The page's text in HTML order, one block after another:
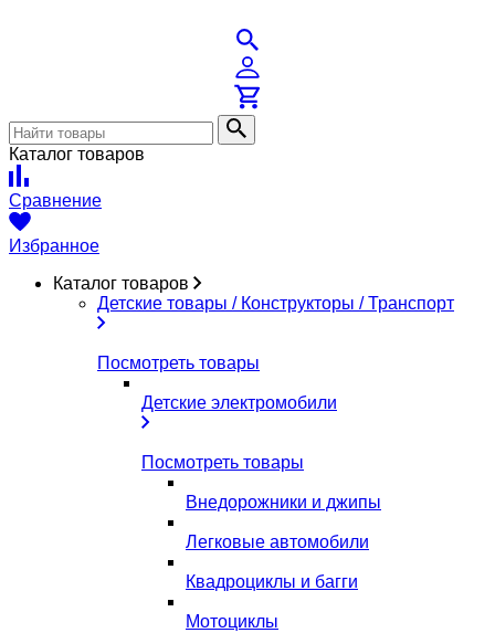
Каталог товаров
Сравнение
Избранное
Каталог товаров
Детские товары / Конструкторы / Транспорт
Посмотреть товары
Детские электромобили
Посмотреть товары
Внедорожники и джипы
Легковые автомобили
Квадроциклы и багги
Мотоциклы